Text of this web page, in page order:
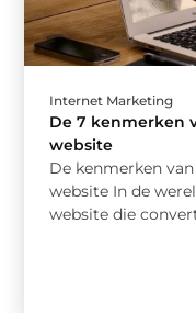
Internet Marketing
De 7 kenmerken
website
De kenmerken
website In de
website die